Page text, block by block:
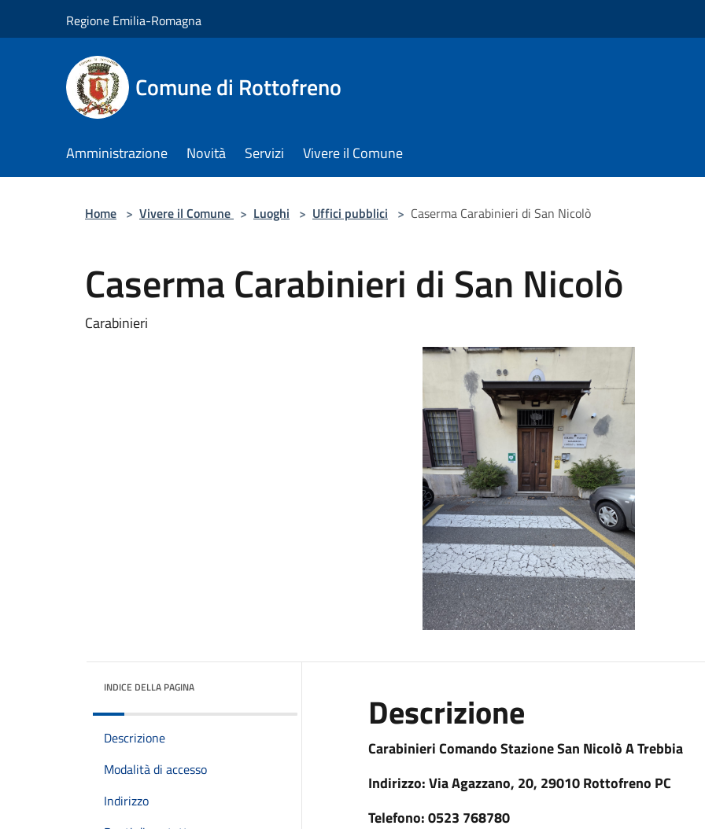
Regione Emilia-Romagna
Comune di Rottofreno
Amministrazione Novità Servizi Vivere il Comune
Home > Vivere il Comune > Luoghi > Uffici pubblici > Caserma Carabinieri di San Nicolò
Caserma Carabinieri di San Nicolò
Carabinieri
INDICE DELLA PAGINA
Descrizione
Modalità di accesso
Indirizzo
Descrizione
Carabinieri Comando Stazione San Nicolò A Trebbia
Indirizzo: Via Agazzano, 20, 29010 Rottofreno PC
Telefono: 0523 768780